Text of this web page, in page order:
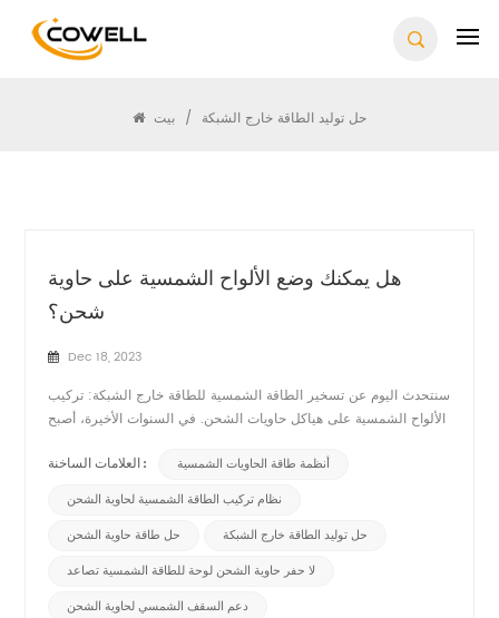
بيت / حل توليد الطاقة خارج الشبكة
هل يمكنك وضع الألواح الشمسية على حاوية
شحن؟
Dec 18, 2023
سنتحدث اليوم عن تسخير الطاقة الشمسية للطاقة خارج الشبكة: تركيب
الألواح الشمسية على هياكل حاويات الشحن. في السنوات الأخيرة، أصبح
المبتكرة لتلبية هذا الطلب هو الاستفادة من أنظمة الطاقة الشمسية
العلامات الساخنة :
أنظمة طاقة الحاويات الشمسية
نظام تركيب الطاقة الشمسية لحاوية الشحن
حل طاقة حاوية الشحن
حل توليد الطاقة خارج الشبكة
لا حفر حاوية الشحن لوحة للطاقة الشمسية تصاعد
دعم السقف الشمسي لحاوية الشحن